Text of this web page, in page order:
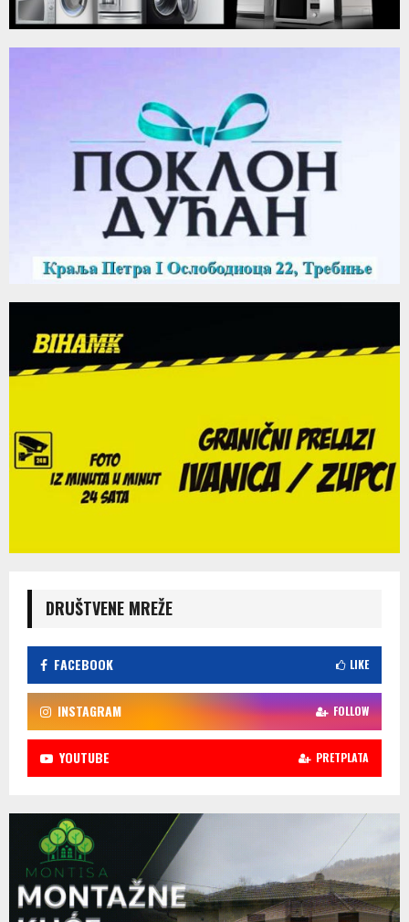
DRUŠTVENE MREŽE
FACEBOOK LIKE
INSTAGRAM FOLLOW
YOUTUBE PRETPLATA